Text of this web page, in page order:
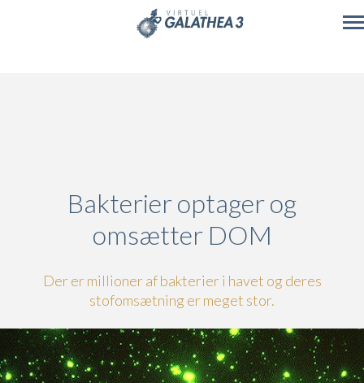
Bakterier optager og
omsætter DOM
Der er millioner af bakterier i havet og deres
stofomsætning er meget stor.